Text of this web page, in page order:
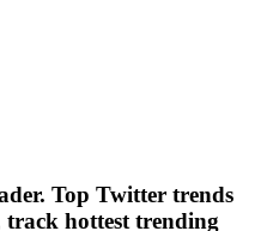
Top Twitter trends
hottest trending